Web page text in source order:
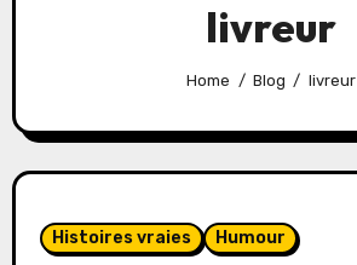
livreur
Home Blog livreur
Histoires vraies Humour